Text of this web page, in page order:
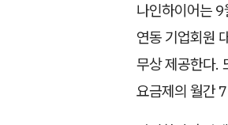
나인하이어는
연동 기업회원
무상 제공한다.
요금제의 월간